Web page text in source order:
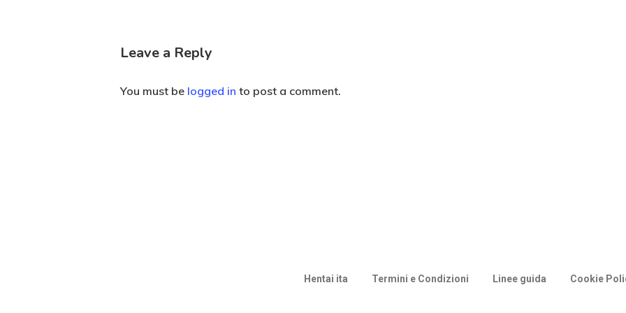
Leave a Reply
You must be logged in to post a comment.
Hentai ita Termini e Condizioni Linee guida Cookie